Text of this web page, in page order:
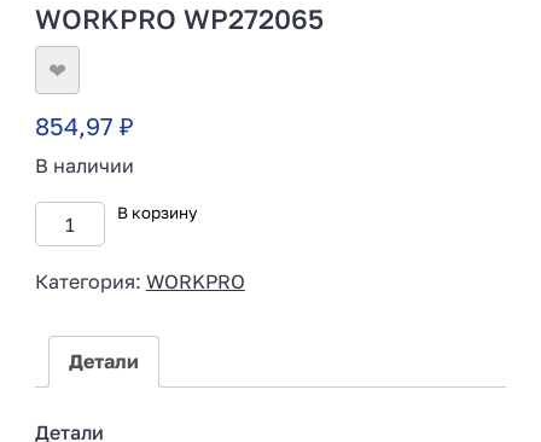
WORKPRO WP272065
❤
854,97 ₽
В наличии
В корзину
Категория: WORKPRO
Детали
Детали